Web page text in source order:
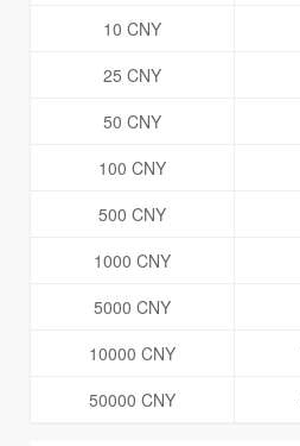
10 CNY
25 CNY
50 CNY
100 CNY
500 CNY
1000 CNY
5000 CNY
10000 CNY
50000 CNY